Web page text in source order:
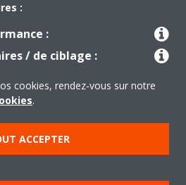
© Daikin
Avis relatif aux cookies
:
:
/ de ciblage :
cookies, rendez-vous sur notre
.
ACCEPTER